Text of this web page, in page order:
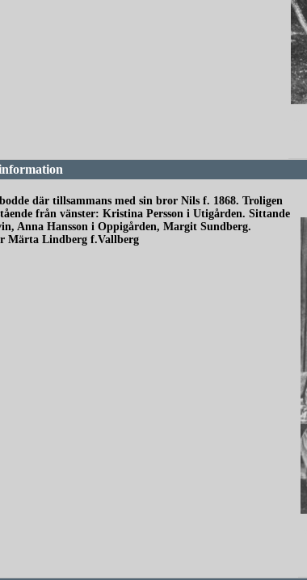
där tillsammans med sin bror Nils f. 1868. Troligen
från vänster: Kristina Persson i Utigården. Sittande
Anna Hansson i Oppigården, Margit Sundberg.
Märta Lindberg f.Vallberg